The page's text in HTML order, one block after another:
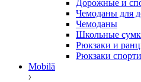
Дорожные и
Чемоданы для
Чемоданы
Школьные
Рюкзаки и
Рюкзаки
Mobilă